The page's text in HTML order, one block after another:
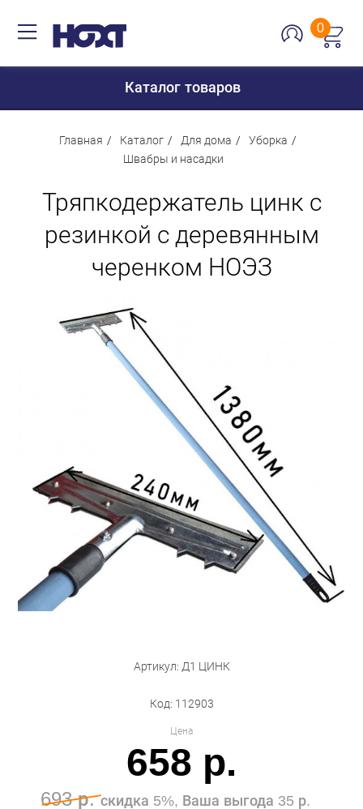
0
Каталог товаров
Для кухни
Сантехника
Для дачи и отдыха
Строительство и ремонт
Обувь для дома и дачи
Главная Каталог Для дома
Уборка
Швабры и насадки
Тряпкодержатель цинк с
резинкой с деревянным
черенком НОЭЗ
Артикул: Д1 ЦИНК
Код: 112903
Цена
658 р.
693 р.скидка 5%, Ваша выгода 35 р.